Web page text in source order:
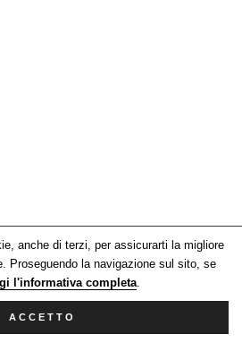
anche di terzi, per assicurarti la migliore
Proseguendo la navigazione sul sito, se
l'informativa completa.
ACCETTO